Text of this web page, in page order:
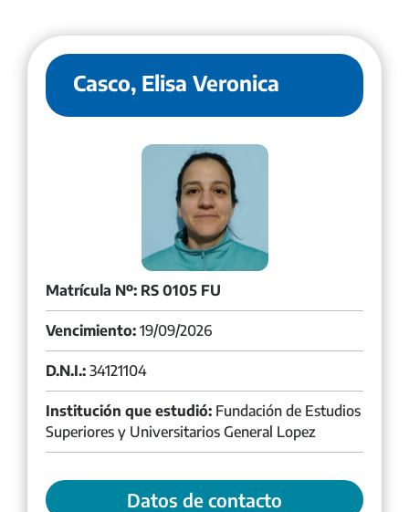
Casco, Elisa Veronica
Matrícula Nº: RS 0105 FU
Vencimiento: 19/09/2026
D.N.I.: 34121104
Institución que estudió: Fundación de Estudios
Superiores y Universitarios General Lopez
Datos de contacto